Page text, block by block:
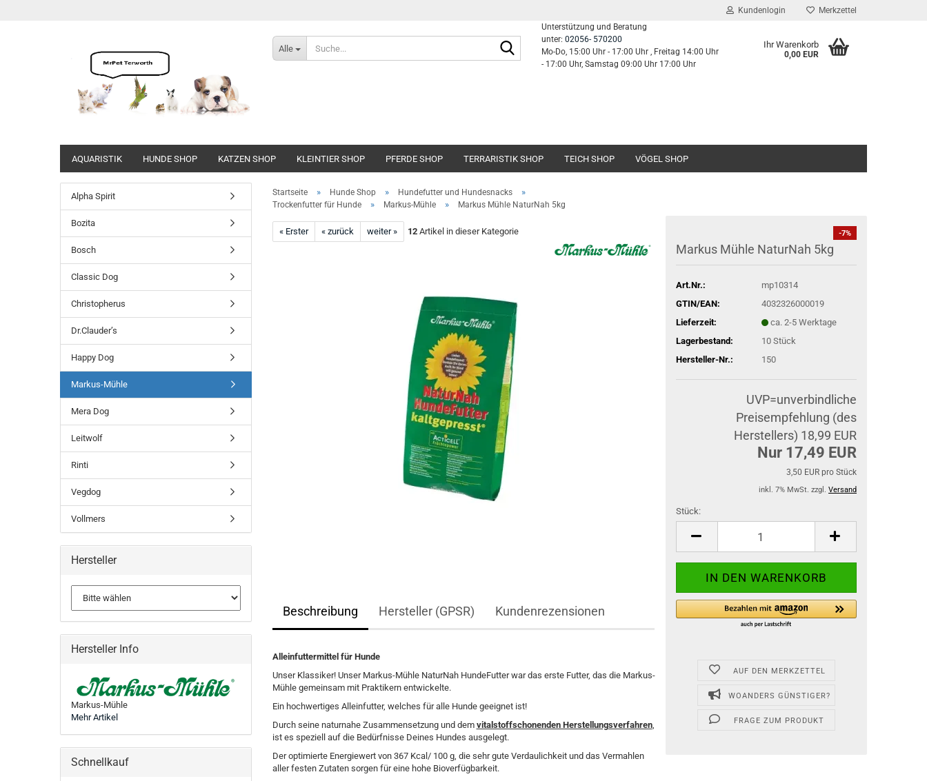
Kundenlogin Merkzettel
Alle
Suche...
Unterstützung und Beratung
unter: 02056- 570200
Mo-Do, 15:00 Uhr - 17:00 Uhr , Freitag 14:00 Uhr
- 17:00 Uhr, Samstag 09:00 Uhr 17:00 Uhr
Ihr Warenkorb
0,00 EUR
AQUARISTIK HUNDE SHOP KATZEN SHOP KLEINTIER SHOP PFERDE SHOP TERRARISTIK SHOP TEICH SHOP VÖGEL SHOP
Startseite » Hunde Shop » Hundefutter und Hundesnacks »
Trockenfutter für Hunde » Markus-Mühle » Markus Mühle NaturNah 5kg
« Erster « zurück weiter » 12Artikel in dieser Kategorie -7%
Markus Mühle NaturNah 5kg
Art.Nr.:
mp10314
GTIN/EAN:
4032326000019
Lieferzeit:
ca. 2-5 Werktage
Lagerbestand:
10 Stück
Hersteller-Nr.:
150
UVP=unverbindliche
Preisempfehlung (des
Herstellers) 18,99 EUR
Nur 17,49 EUR
3,50 EUR pro Stück
inkl. 7% MwSt. zzgl. Versand
Stück:
Stück
AUF DEN MERKZETTEL
WOANDERS GÜNSTIGER?
FRAGE ZUM PRODUKT
Beschreibung Hersteller (GPSR) Kundenrezensionen
Alleinfuttermittel für Hunde
Unser Klassiker! Unser Markus-Mühle NaturNah HundeFutter war das erste Futter, das die Markus-
Mühle gemeinsam mit Praktikern entwickelte.
Ein hochwertiges Alleinfutter, welches für alle Hunde geeignet ist!
Durch seine naturnahe Zusammensetzung und dem vitalstoffschonenden Herstellungsverfahren,
ist es speziell auf die Bedürfnisse Deines Hundes ausgelegt.
Der optimierte Energiewert von 367 Kcal/ 100 g, die sehr gute Verdaulichkeit und das Vermahlen
aller festen Zutaten sorgen für eine hohe Bioverfügbarkeit.
Alpha Spirit
Bozita
Bosch
Classic Dog
Christopherus
Dr.Clauder’s
Happy Dog
Markus-Mühle
Mera Dog
Leitwolf
Rinti
Vegdog
Vollmers
Hersteller
Hersteller Info
Markus-Mühle
Mehr Artikel
Schnellkauf